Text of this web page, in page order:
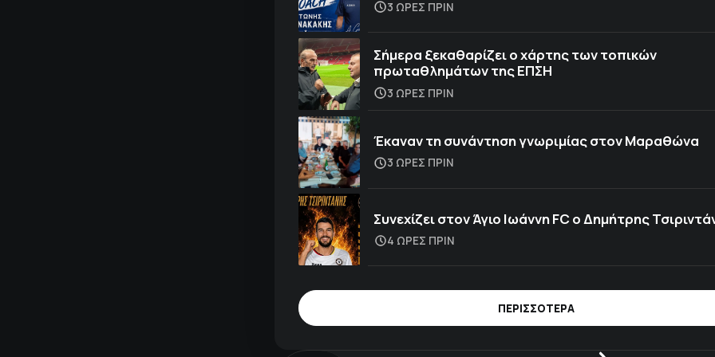
3 ΩΡΕΣ ΠΡΙΝ
Σήμερα ξεκαθαρίζει ο χάρτης των τοπικών
πρωταθλημάτων της ΕΠΣΗ
3 ΩΡΕΣ ΠΡΙΝ
Έκαναν τη συνάντηση γνωριμίας στον Μαραθώνα
3 ΩΡΕΣ ΠΡΙΝ
Συνεχίζει στον Άγιο Ιωάννη FC ο Δημήτρης
4 ΩΡΕΣ ΠΡΙΝ
ΠΕΡΙΣΣΟΤΕΡΑ